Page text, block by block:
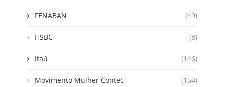
FENABAN (49)
HSBC (8)
Itaú (146)
Movimento Mulher Contec (154)